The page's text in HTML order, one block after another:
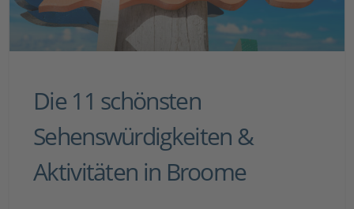
Die 11 schönsten
Sehenswürdigkeiten &
Aktivitäten in Broome